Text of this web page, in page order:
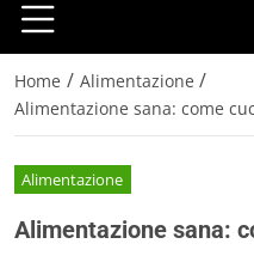
Home / Alimentazione /
Alimentazione sana: come
Alimentazione
Alimentazione sana: